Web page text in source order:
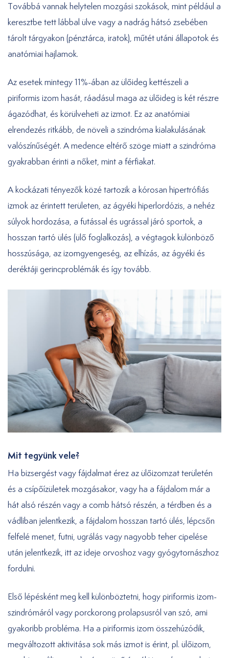
Továbbá vannak helytelen mozgási szokások, mint például a
keresztbe tett lábbal ülve vagy a nadrág hátsó zsebében
tárolt tárgyakon (pénztárca, iratok), műtét utáni állapotok és
anatómiai hajlamok.
Az esetek mintegy 11%-ában az ülőideg kettészeli a
piriformis izom hasát, ráadásul maga az ülőideg is két részre
ágazódhat, és körülveheti az izmot. Ez az anatómiai
elrendezés ritkább, de növeli a szindróma kialakulásának
valószínűségét. A medence eltérő szöge miatt a szindróma
gyakrabban érinti a nőket, mint a férfiakat.
A kockázati tényezők közé tartozik a kórosan hipertrófiás
izmok az érintett területen, az ágyéki hiperlordózis, a nehéz
súlyok hordozása, a futással és ugrással járó sportok, a
hosszan tartó ülés (ülő foglalkozás), a végtagok különböző
hosszúsága, az izomgyengeség, az elhízás, az ágyéki és
deréktáji gerincproblémák és így tovább.
Mit tegyünk vele?
Ha bizsergést vagy fájdalmat érez az ülőizomzat területén
és a csípőízületek mozgásakor, vagy ha a fájdalom már a
hát alsó részén vagy a comb hátsó részén, a térdben és a
vádliban jelentkezik, a fájdalom hosszan tartó ülés, lépcsőn
felfelé menet, futni, ugrálás vagy nagyobb teher cipelése
után jelentkezik, itt az ideje orvoshoz vagy gyógytornászhoz
fordulni.
Első lépésként meg kell különböztetni, hogy piriformis izom-
szindrómáról vagy porckorong prolapsusról van szó, ami
gyakoribb probléma. Ha a piriformis izom összehúzódik,
megváltozott aktivitása sok más izmot is érint, pl. ülőizom,